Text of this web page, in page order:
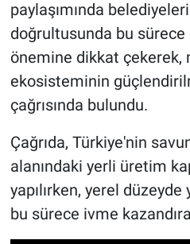
paylaşımında
doğrultusunda bu sürece
önemine dikkat çekerek,
ekosisteminin
çağrısında bulundu.
Çağrıda, Türkiye'nin
alanındaki yerli üretim
yapılırken, yerel düzeyde
bu sürece ivme